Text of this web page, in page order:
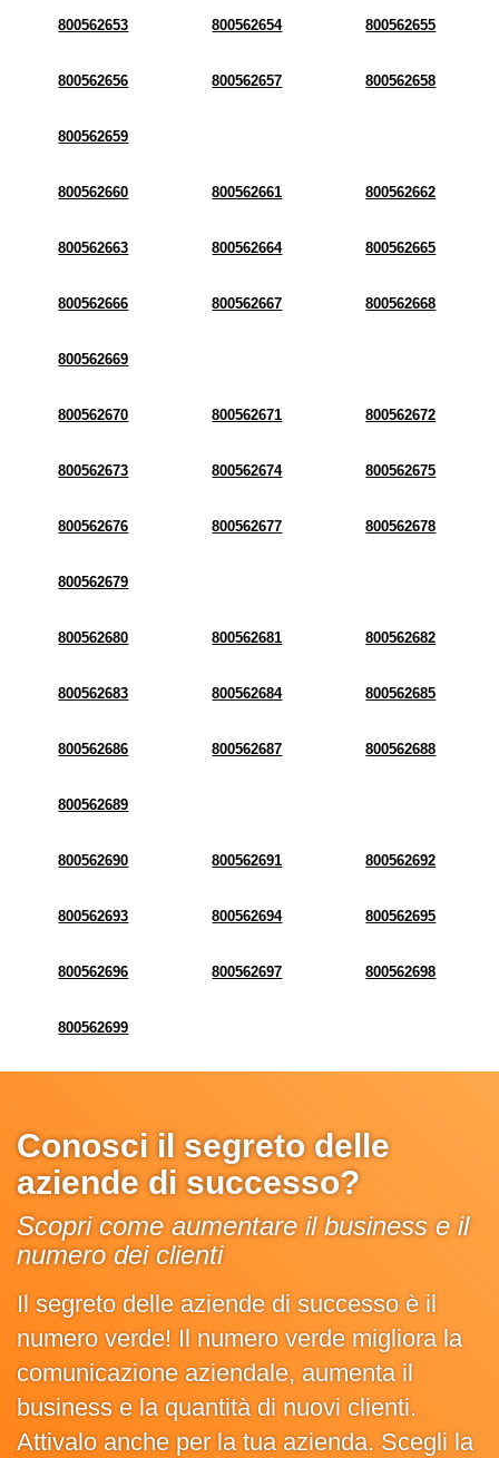
800562653 800562654 800562655
800562656 800562657 800562658
800562659
800562660 800562661 800562662
800562663 800562664 800562665
800562666 800562667 800562668
800562669
800562670 800562671 800562672
800562673 800562674 800562675
800562676 800562677 800562678
800562679
800562680 800562681 800562682
800562683 800562684 800562685
800562686 800562687 800562688
800562689
800562690 800562691 800562692
800562693 800562694 800562695
800562696 800562697 800562698
800562699
Conosci il segreto delle
aziende di successo?
Scopri come aumentare il business e il
numero dei clienti
Il segreto delle aziende di successo è il
numero verde! Il numero verde migliora la
comunicazione aziendale, aumenta il
business e la quantità di nuovi clienti.
Attivalo anche per la tua azienda. Scegli la